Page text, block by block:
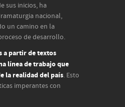
sus inicios, ha
nacional,
un camino en la
de desarrollo.
a partir de textos
línea de trabajo que
la realidad del país. Esto
imperantes con